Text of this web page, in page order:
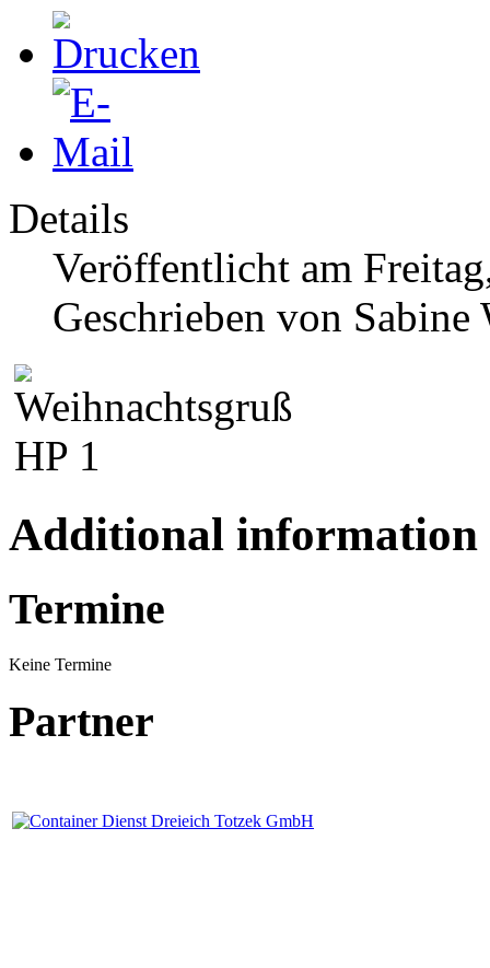
Details
Veröffentlicht am
Geschrieben von Sabine
Additional information
Termine
Keine Termine
Partner